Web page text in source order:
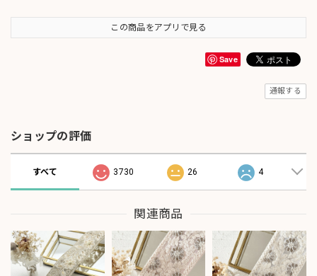
この商品をアプリで見る
Save
通報する
ショップの評価
すべて 3730 26 4
関連商品